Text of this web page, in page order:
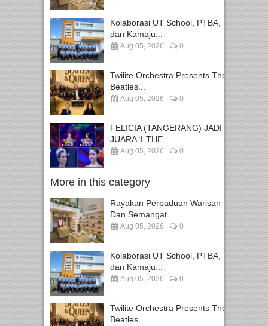
Kolaborasi UT School, PTBA,
dan Kamaju...
Aug 05, 2026 0
Twilite Orchestra Presents The
Beatles...
Aug 05, 2026 0
FELICIA (TANGERANG) JADI
JUARA 1 THE...
Aug 05, 2026 0
More in this category
Rayakan Perpaduan Warisan
Dan Semangat...
Aug 05, 2026 0
Kolaborasi UT School, PTBA,
dan Kamaju...
Aug 05, 2026 0
Twilite Orchestra Presents The
Beatles...